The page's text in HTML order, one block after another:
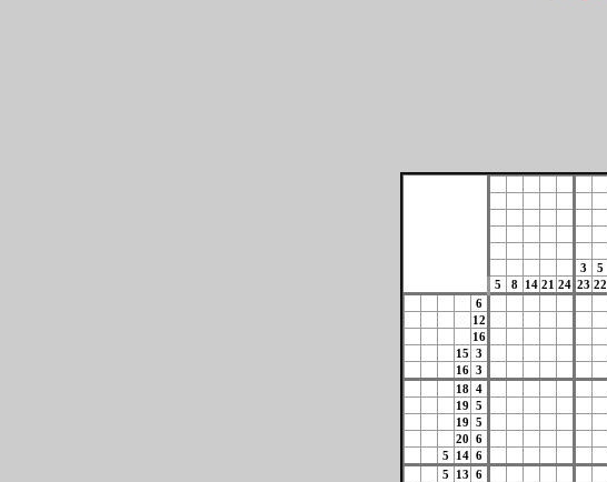
3
5
5
8 14 21 24 23 22
6
12
16
15 3
16 3
18 4
19 5
19 5
20 6
5
14 6
5
13 6